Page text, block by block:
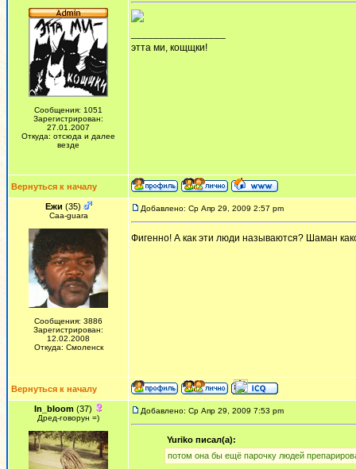
Сообщения: 1051
Зарегистрирован:
27.01.2007
Откуда: отсюда и далее
везде
этта ми, кощщки!
Вернуться к началу
Ежи (35)
Сaa-guara
Сообщения: 3886
Зарегистрирован:
12.02.2008
Откуда: Смоленск
Добавлено: Ср Апр 29, 2009 2:57 pm
Фигенно! А как эти люди называются? Шаман
Вернуться к началу
In_bloom(37)
Дред-говорун =)
Добавлено: Ср Апр 29, 2009 7:53 pm
Yuriko писал(а):
потом она бы ещё парочку людей